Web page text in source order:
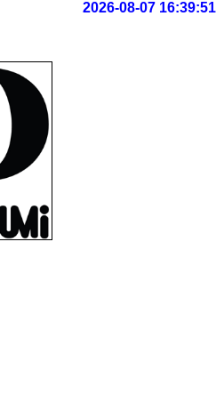
2026-08-07 16:39:52